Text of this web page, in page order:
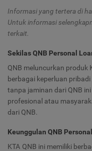
Informasi yang tertera di
Untuk informasi
terkait.
Sekilas QNB Personal
QNB meluncurkan produk
berbagai keperluan
tanpa jaminan dari QNB
profesional atau
dari QNB.
Keunggulan QNB
KTA QNB ini memiliki